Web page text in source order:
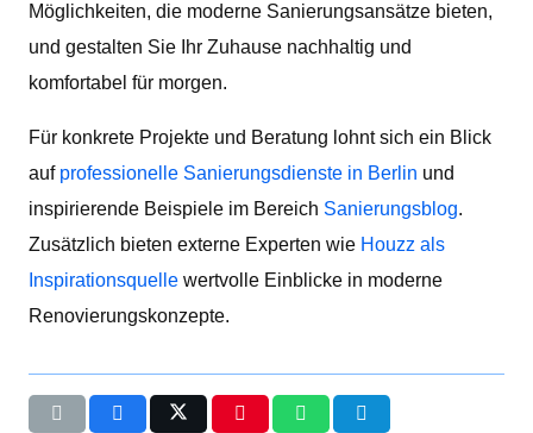
Möglichkeiten, die moderne Sanierungsansätze bieten,
und gestalten Sie Ihr Zuhause nachhaltig und
komfortabel für morgen.
Für konkrete Projekte und Beratung lohnt sich ein Blick
auf professionelle Sanierungsdienste in Berlin und
inspirierende Beispiele im Bereich Sanierungsblog.
Zusätzlich bieten externe Experten wie Houzz als
Inspirationsquelle wertvolle Einblicke in moderne
Renovierungskonzepte.